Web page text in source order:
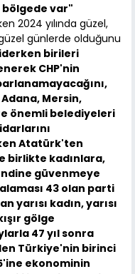
bölgede var"
2024 yılında güzel,
günlerde olduğunu
birileri
CHP'nin
Mersin,
önemli belediyeleri
Atatürk'ten
birlikte kadınlara,
güvenmeye
43 olan parti
yarısı kadın, yarısı
gölge
47 yıl sonra
Türkiye'nin birinci
ekonominin